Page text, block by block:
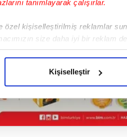
tanımlayarak çalışırlar.
kişiselleştirilmiş reklamlar
size daha iyi bir reklam
çabayı gösterdiğimizi ve bu
vermedikleri takdirde,
Sitemizde kendimize ve
işlenmekte olup gerekli olan
Kişiselleştir